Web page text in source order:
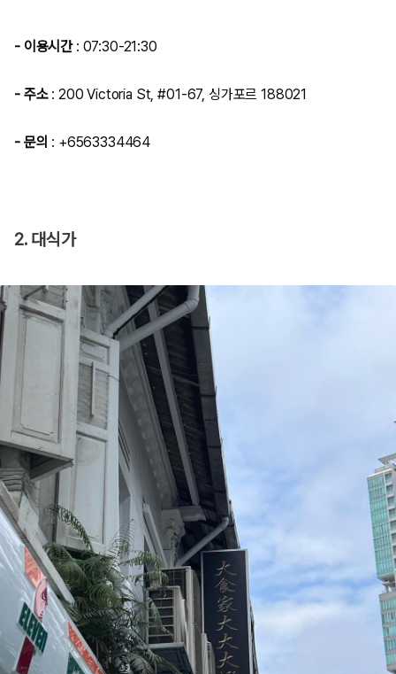
- 이용시간: 07:30-21:30
- 주소: 200 Victoria St,#01-67, 싱가포르 188021
- 문의 : +6563334464
2. 대식가